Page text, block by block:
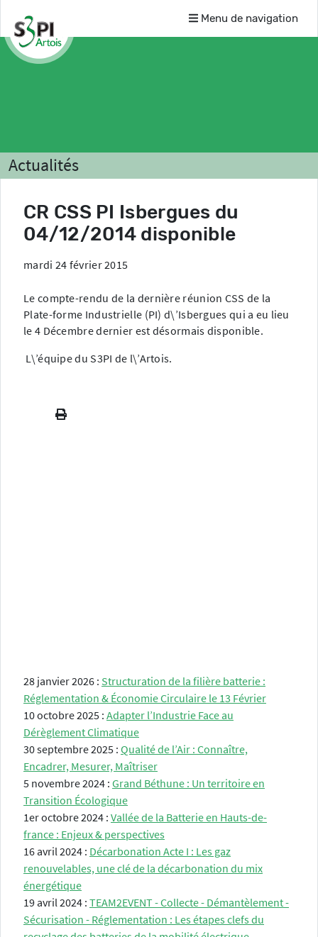
Menu de navigation
Actualités
CR CSS PI Isbergues du
04/12/2014 disponible
mardi 24 février 2015
Le compte-rendu de la dernière réunion CSS de la
Plate-forme Industrielle (PI) d\’Isbergues qui a eu lieu
le 4 Décembre dernier est désormais disponible.
L\’équipe du S3PI de l\’Artois.
28 janvier 2026 : Structuration de la filière batterie :
Réglementation & Économie Circulaire le 13 Février
10 octobre 2025 : Adapter l’Industrie Face au
Dérèglement Climatique
30 septembre 2025 : Qualité de l’Air : Connaître,
Encadrer, Mesurer, Maîtriser
5 novembre 2024 : Grand Béthune : Un territoire en
Transition Écologique
1er octobre 2024 : Vallée de la Batterie en Hauts-de-
france : Enjeux & perspectives
16 avril 2024 : Décarbonation Acte I : Les gaz
renouvelables, une clé de la décarbonation du mix
énergétique
19 avril 2024 : TEAM2EVENT - Collecte - Démantèlement -
Sécurisation - Réglementation : Les étapes clefs du